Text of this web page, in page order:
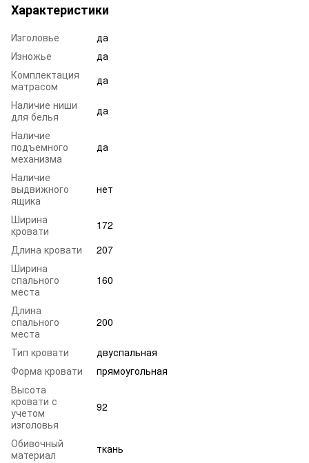
Характеристики
Изголовье
да
Изножье
да
Комплектация
матрасом
да
Наличие ниши
для белья
да
Наличие
подъемного
механизма
да
Наличие
выдвижного
ящика
нет
Ширина
кровати
172
Длина кровати
207
Ширина
спального
места
160
Длина
спального
места
200
Тип кровати
двуспальная
Форма кровати
прямоугольная
Высота
кровати с
учетом
изголовья
92
Обивочный
материал
ткань